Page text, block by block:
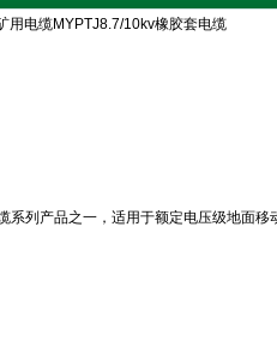
用电缆MYPTJ8.7/10kv橡胶套电缆
系列产品之一，适用于额定电压级地面移